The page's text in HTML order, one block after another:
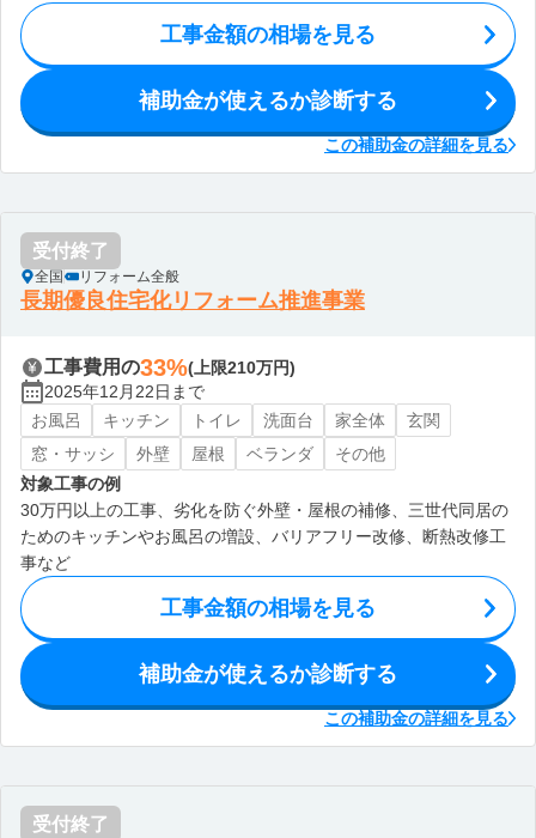
工事金額の相場を見る
補助金が使えるか診断する
この補助金の詳細を見る
受付終了
全国 リフォーム全般
長期優良住宅化リフォーム推進事業
工事費用の33%(上限210万円)
2025年12月22日まで
お風呂
キッチン トイレ 洗面台 家全体
玄関
窓・サッシ
外壁 屋根 ベランダ
その他
対象工事の例
30万円以上の工事、劣化を防ぐ外壁・屋根の補修、三世代同居の
ためのキッチンやお風呂の増設、バリアフリー改修、断熱改修工
事など
工事金額の相場を見る
補助金が使えるか診断する
この補助金の詳細を見る
受付終了